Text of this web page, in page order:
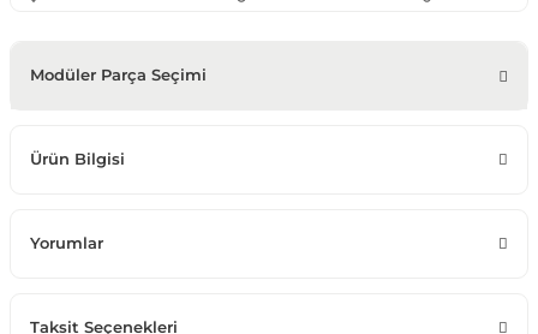
Modüler Parça Seçimi
Ürün Bilgisi
Yorumlar
Taksit Seçenekleri